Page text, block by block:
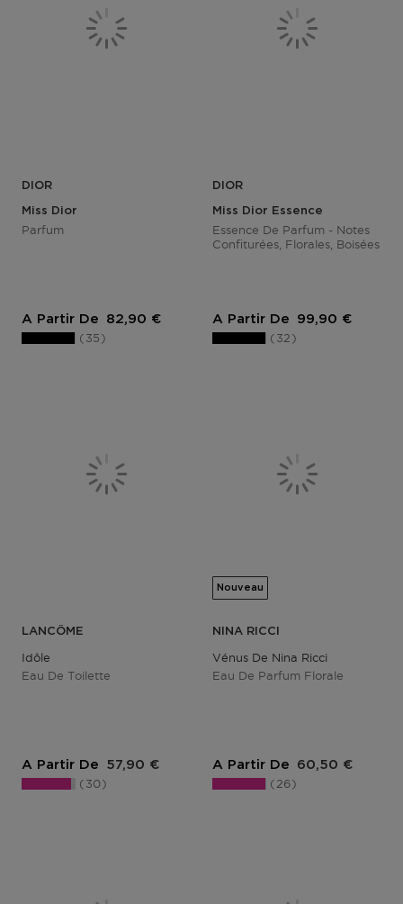
DIOR
Miss Dior
Parfum
A Partir De Prix du produit
82,90 €
35
DIOR
Miss Dior Essence
Essence De Parfum - Notes
Confiturées, Florales, Boisées
A Partir De Prix du produit
99,90 €
32
LANCÔME
Idôle
Eau De Toilette
A Partir De Prix du produit
57,90 €
30
Nouveau
NINA RICCI
Vénus De Nina Ricci
Eau De Parfum Florale
A Partir De Prix du produit
60,50 €
26